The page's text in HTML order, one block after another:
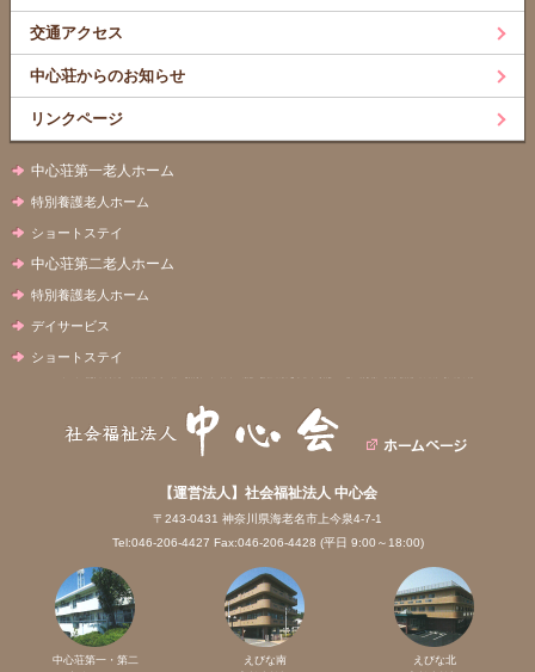
交通アクセス
中心荘からのお知らせ
リンクページ
中心荘第一老人ホーム
特別養護老人ホーム
ショートステイ
中心荘第二老人ホーム
特別養護老人ホーム
デイサービス
ショートステイ
【運営法人】社会福祉法人 中心会
〒243-0431 神奈川県海老名市上今泉4-7-1
Tel:046-206-4427 Fax:046-206-4428 (平日 9:00～18:00)
中心荘第一・第二
えびな南
えびな北